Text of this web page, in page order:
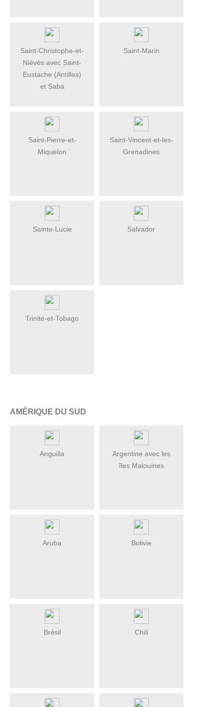
Saint-Christophe-et-
Niévès avec Saint-
Eustache (Antilles)
et Saba
Saint-Marin
Saint-Pierre-et-
Miquelon
Saint-Vincent-et-les-
Grenadines
Sainte-Lucie Salvador
Trinité-et-Tobago
AMÉRIQUE DU SUD
Anguilla
Argentine avec les
îles Malouines
Aruba Bolivie
Brésil Chili